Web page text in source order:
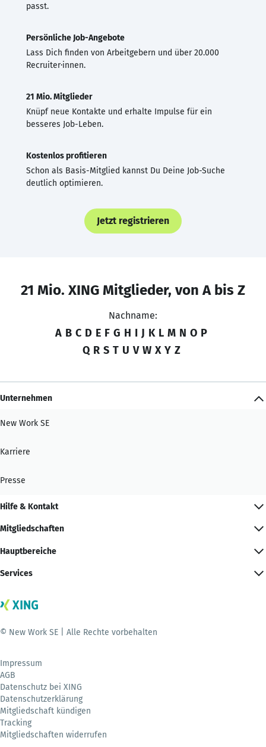
passt.
Persönliche Job-Angebote
Lass Dich finden von Arbeitgebern und über 20.000
Recruiter·innen.
21 Mio. Mitglieder
Knüpf neue Kontakte und erhalte Impulse für ein
besseres Job-Leben.
Kostenlos profitieren
Schon als Basis-Mitglied kannst Du Deine Job-Suche
deutlich optimieren.
Jetzt registrieren
21 Mio. XING Mitglieder, von A bis Z
Nachname:
A B C D E F G H I J K L M N O P
Q R S T U V W X Y Z
Unternehmen
New Work SE
Karriere
Presse
Hilfe & Kontakt
Mitgliedschaften
Hauptbereiche
Services
© New Work SE | Alle Rechte vorbehalten
Impressum
AGB
Datenschutz bei XING
Datenschutzerklärung
Mitgliedschaft kündigen
Tracking
Mitgliedschaften widerrufen